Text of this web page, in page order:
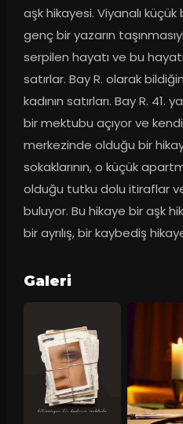
aşk hikayesi. Viyanalı küçük
genç bir yazarın
serpilen hayatı ve bu
satırlar. Bay R. olarak
kadının satırları. Bay R.
bir mektubu açıyor ve
merkezinde olduğu bir
sokaklarının, o küçük
olduğu tutku dolu itiraflar
buluyor. Bu hikaye bir aşk
bir ayrılış, bir kaybediş
Galeri